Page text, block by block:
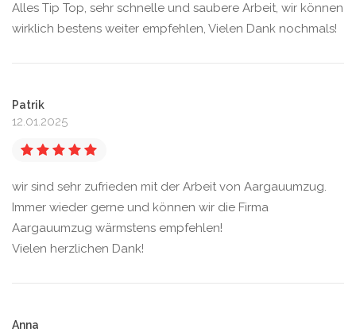
Alles Tip Top, sehr schnelle und saubere Arbeit, wir können
wirklich bestens weiter empfehlen, Vielen Dank nochmals!
Patrik
12.01.2025
wir sind sehr zufrieden mit der Arbeit von Aargauumzug.
Immer wieder gerne und können wir die Firma
Aargauumzug wärmstens empfehlen!
Vielen herzlichen Dank!
Anna